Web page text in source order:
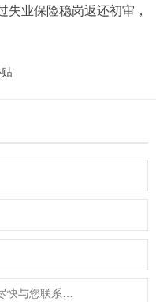
失业保险稳岗返还初审，